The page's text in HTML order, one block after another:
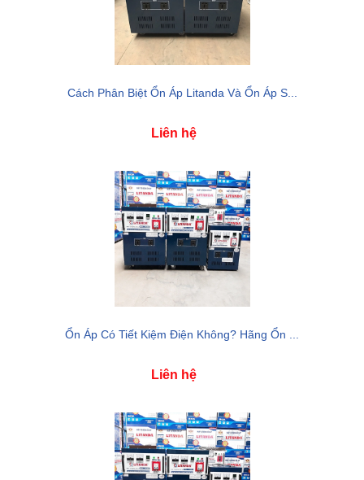
Cách Phân Biệt Ổn Áp Litanda Và Ổn Áp S...
Liên hệ
Ổn Áp Có Tiết Kiệm Điện Không? Hãng Ổn ...
Liên hệ